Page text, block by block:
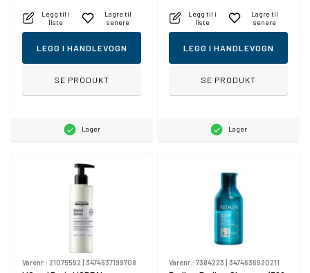
Legg til i
liste
Lagre til
senere
LEGG I HANDLEVOGN
SE PRODUKT
Lager
Legg til i
liste
Lagre til
senere
LEGG I HANDLEVOGN
SE PRODUKT
Lager
Varenr.: 21075592 3474637199708 Varenr.: 7384223 3474636920211